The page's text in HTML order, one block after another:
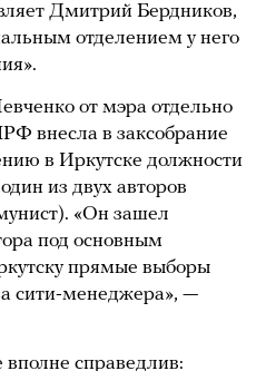
Дмитрий Бердников,
отделением у него
от мэра отдельно
внесла в заксобрание
в Иркутске должности
из двух авторов
«Он зашел
под основным
прямые выборы
сити-менеджера», —
вполне справедлив: